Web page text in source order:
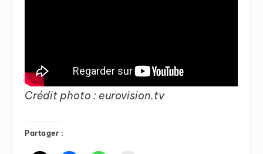
Crédit photo : eurovision.tv
Partager :